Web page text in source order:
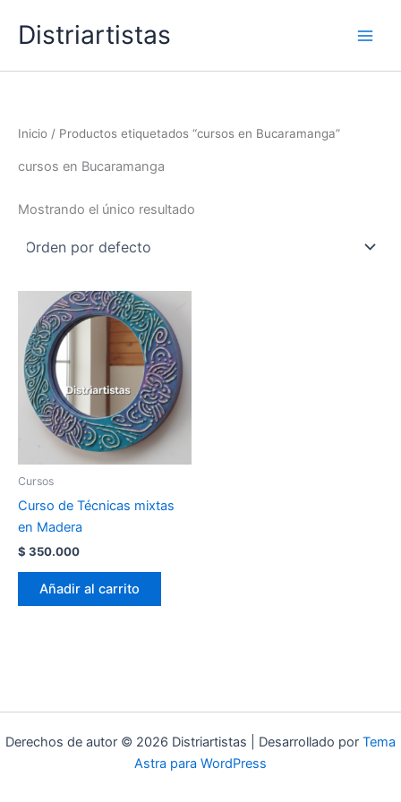
Distriartistas
Inicio / Productos etiquetados “cursos en Bucaramanga”
cursos en Bucaramanga
Mostrando el único resultado
Cursos
Curso de Técnicas mixtas
en Madera
$ 350.000
Añadir al carrito
Derechos de autor © 2026 Distriartistas | Desarrollado por Tema
Astra para WordPress